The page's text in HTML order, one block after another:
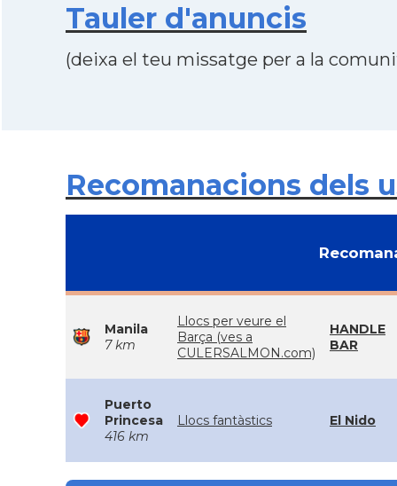
Tauler d'anuncis
(deixa el teu missatge per a la
Recomanacions dels
Manila
7 km
Llocs per veure el
Barça (ves a
CULERSALMON.com)
HANDLE
BAR
Puerto
Princesa
416 km
Llocs fantàstics El Nido